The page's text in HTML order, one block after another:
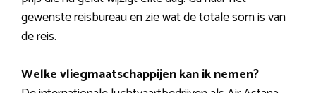
gewenste reisbureau en zie wat de totale som is van
de reis.
Welke vliegmaatschappijen kan ik nemen?